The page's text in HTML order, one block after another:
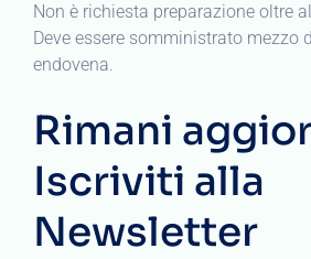
Non è richiesta preparazione oltre
Deve essere somministrato mezzo
endovena.
Rimani
Iscriviti alla
Newsletter